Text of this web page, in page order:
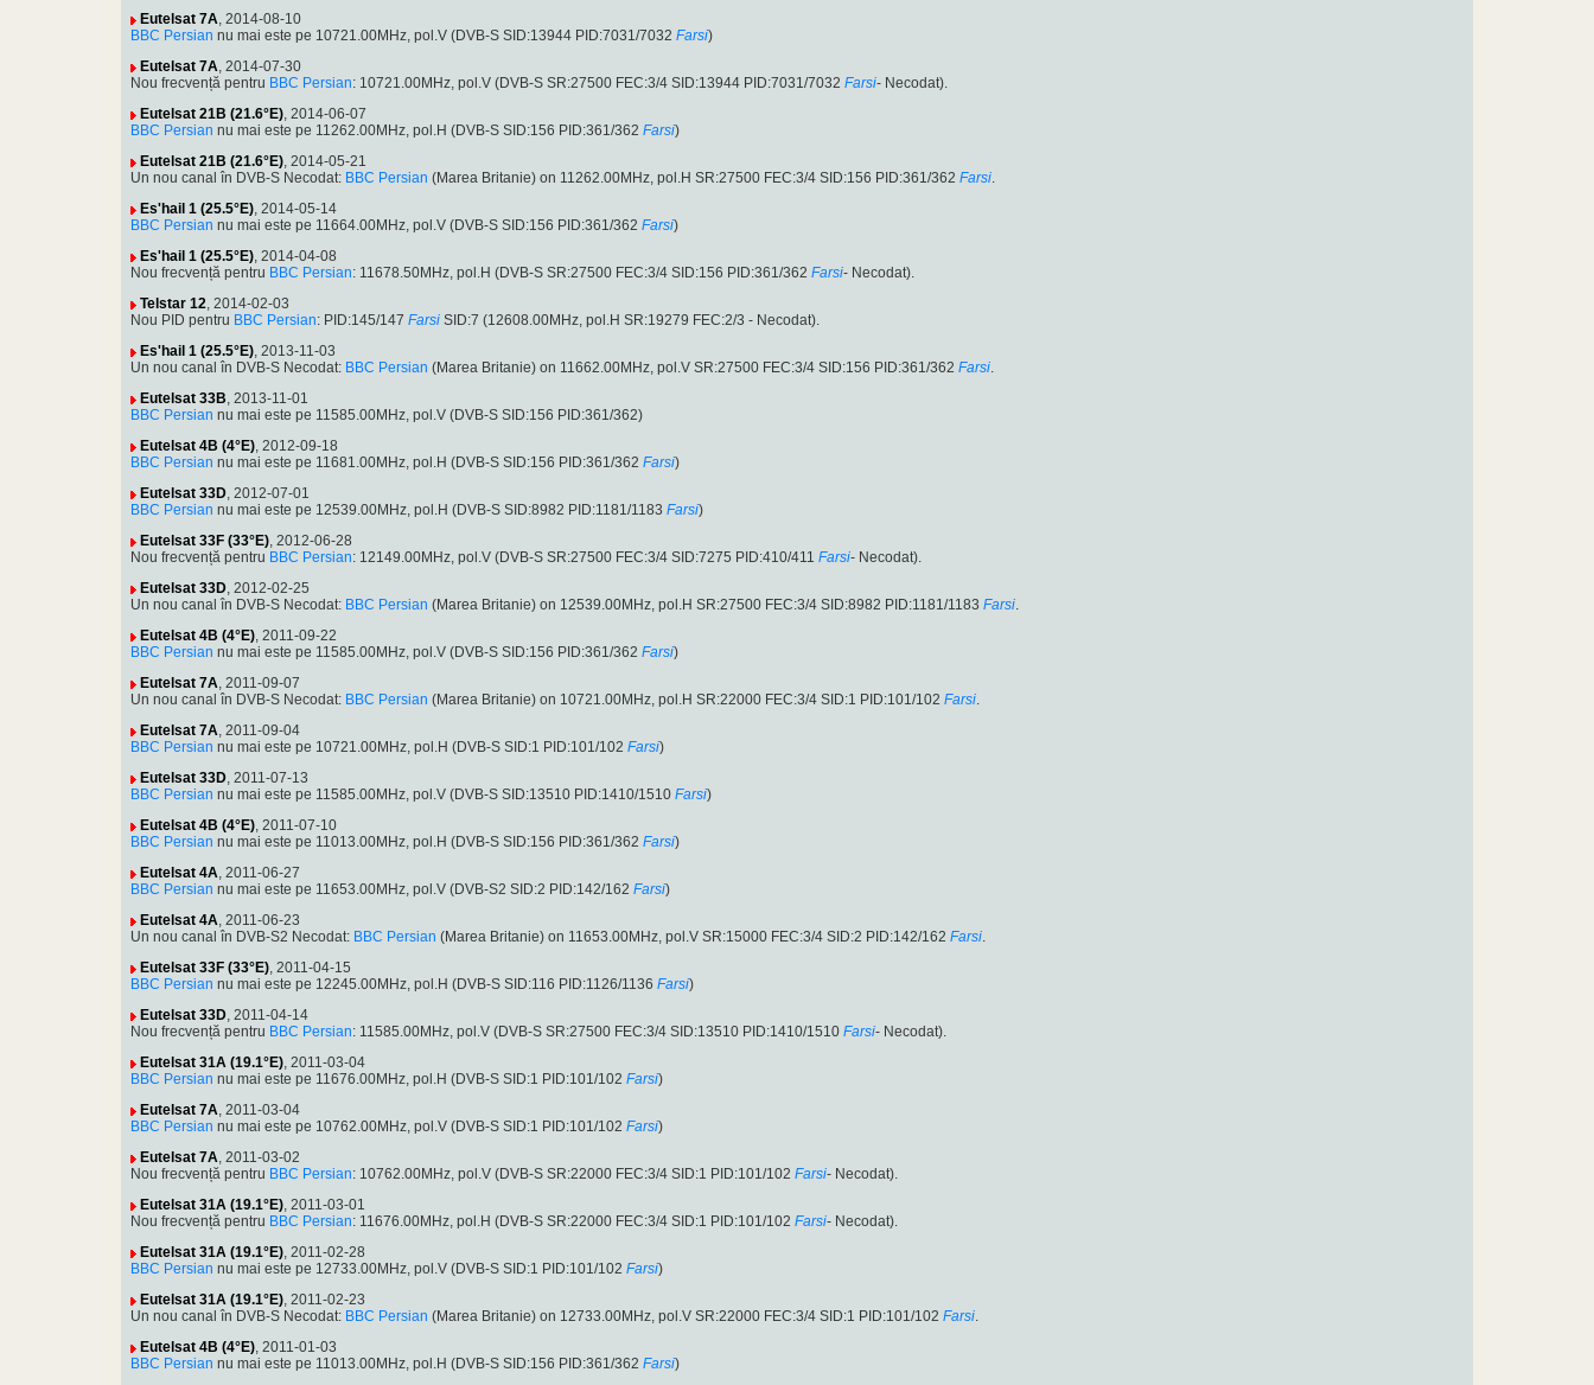
Eutelsat 7A, 2014-08-10
BBC Persian nu mai este pe 10721.00MHz, pol.V (DVB-S SID:13944 PID:7031/7032 Farsi)
Eutelsat 7A, 2014-07-30
Nou frecvență pentru BBC Persian: 10721.00MHz, pol.V (DVB-S SR:27500 FEC:3/4 SID:13944 PID:7031/7032 Farsi- Necodat).
Eutelsat 21B (21.6°E), 2014-06-07
BBC Persian nu mai este pe 11262.00MHz, pol.H (DVB-S SID:156 PID:361/362 Farsi)
Eutelsat 21B (21.6°E), 2014-05-21
Un nou canal în DVB-S Necodat: BBC Persian (Marea Britanie) on 11262.00MHz, pol.H SR:27500 FEC:3/4 SID:156 PID:361/362 Farsi.
Es'hail 1 (25.5°E), 2014-05-14
BBC Persian nu mai este pe 11664.00MHz, pol.V (DVB-S SID:156 PID:361/362 Farsi)
Es'hail 1 (25.5°E), 2014-04-08
Nou frecvență pentru BBC Persian: 11678.50MHz, pol.H (DVB-S SR:27500 FEC:3/4 SID:156 PID:361/362 Farsi- Necodat).
Telstar 12, 2014-02-03
Nou PID pentru BBC Persian: PID:145/147 Farsi SID:7 (12608.00MHz, pol.H SR:19279 FEC:2/3 - Necodat).
Es'hail 1 (25.5°E), 2013-11-03
Un nou canal în DVB-S Necodat: BBC Persian (Marea Britanie) on 11662.00MHz, pol.V SR:27500 FEC:3/4 SID:156 PID:361/362 Farsi.
Eutelsat 33B, 2013-11-01
BBC Persian nu mai este pe 11585.00MHz, pol.V (DVB-S SID:156 PID:361/362)
Eutelsat 4B (4°E), 2012-09-18
BBC Persian nu mai este pe 11681.00MHz, pol.H (DVB-S SID:156 PID:361/362 Farsi)
Eutelsat 33D, 2012-07-01
BBC Persian nu mai este pe 12539.00MHz, pol.H (DVB-S SID:8982 PID:1181/1183 Farsi)
Eutelsat 33F (33°E), 2012-06-28
Nou frecvență pentru BBC Persian: 12149.00MHz, pol.V (DVB-S SR:27500 FEC:3/4 SID:7275 PID:410/411 Farsi- Necodat).
Eutelsat 33D, 2012-02-25
Un nou canal în DVB-S Necodat: BBC Persian (Marea Britanie) on 12539.00MHz, pol.H SR:27500 FEC:3/4 SID:8982 PID:1181/1183 Farsi.
Eutelsat 4B (4°E), 2011-09-22
BBC Persian nu mai este pe 11585.00MHz, pol.V (DVB-S SID:156 PID:361/362 Farsi)
Eutelsat 7A, 2011-09-07
Un nou canal în DVB-S Necodat: BBC Persian (Marea Britanie) on 10721.00MHz, pol.H SR:22000 FEC:3/4 SID:1 PID:101/102 Farsi.
Eutelsat 7A, 2011-09-04
BBC Persian nu mai este pe 10721.00MHz, pol.H (DVB-S SID:1 PID:101/102 Farsi)
Eutelsat 33D, 2011-07-13
BBC Persian nu mai este pe 11585.00MHz, pol.V (DVB-S SID:13510 PID:1410/1510 Farsi)
Eutelsat 4B (4°E), 2011-07-10
BBC Persian nu mai este pe 11013.00MHz, pol.H (DVB-S SID:156 PID:361/362 Farsi)
Eutelsat 4A, 2011-06-27
BBC Persian nu mai este pe 11653.00MHz, pol.V (DVB-S2 SID:2 PID:142/162 Farsi)
Eutelsat 4A, 2011-06-23
Un nou canal în DVB-S2 Necodat: BBC Persian (Marea Britanie) on 11653.00MHz, pol.V SR:15000 FEC:3/4 SID:2 PID:142/162 Farsi.
Eutelsat 33F (33°E), 2011-04-15
BBC Persian nu mai este pe 12245.00MHz, pol.H (DVB-S SID:116 PID:1126/1136 Farsi)
Eutelsat 33D, 2011-04-14
Nou frecvență pentru BBC Persian: 11585.00MHz, pol.V (DVB-S SR:27500 FEC:3/4 SID:13510 PID:1410/1510 Farsi- Necodat).
Eutelsat 31A (19.1°E), 2011-03-04
BBC Persian nu mai este pe 11676.00MHz, pol.H (DVB-S SID:1 PID:101/102 Farsi)
Eutelsat 7A, 2011-03-04
BBC Persian nu mai este pe 10762.00MHz, pol.V (DVB-S SID:1 PID:101/102 Farsi)
Eutelsat 7A, 2011-03-02
Nou frecvență pentru BBC Persian: 10762.00MHz, pol.V (DVB-S SR:22000 FEC:3/4 SID:1 PID:101/102 Farsi- Necodat).
Eutelsat 31A (19.1°E), 2011-03-01
Nou frecvență pentru BBC Persian: 11676.00MHz, pol.H (DVB-S SR:22000 FEC:3/4 SID:1 PID:101/102 Farsi- Necodat).
Eutelsat 31A (19.1°E), 2011-02-28
BBC Persian nu mai este pe 12733.00MHz, pol.V (DVB-S SID:1 PID:101/102 Farsi)
Eutelsat 31A (19.1°E), 2011-02-23
Un nou canal în DVB-S Necodat: BBC Persian (Marea Britanie) on 12733.00MHz, pol.V SR:22000 FEC:3/4 SID:1 PID:101/102 Farsi.
Eutelsat 4B (4°E), 2011-01-03
BBC Persian nu mai este pe 11013.00MHz, pol.H (DVB-S SID:156 PID:361/362 Farsi)